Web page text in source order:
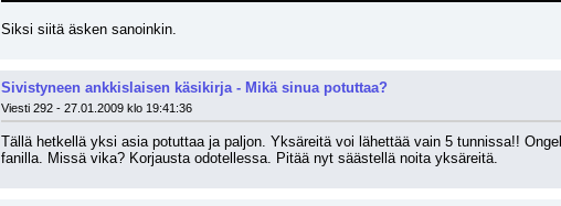
Siksi siitä äsken sanoinkin.
Sivistyneen ankkislaisen käsikirja - Mikä sinua potuttaa?
Viesti 292 - 27.01.2009 klo 19:41:36
Tällä hetkellä yksi asia potuttaa ja paljon. Yksäreitä voi lähettää vain 5 tunnissa!!
fanilla. Missä vika? Korjausta odotellessa. Pitää nyt säästellä noita yksäreitä.